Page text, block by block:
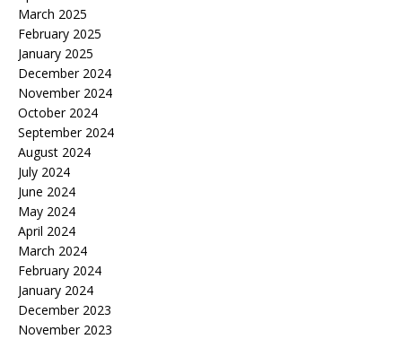
March 2025
February 2025
January 2025
December 2024
November 2024
October 2024
September 2024
August 2024
July 2024
June 2024
May 2024
April 2024
March 2024
February 2024
January 2024
December 2023
November 2023